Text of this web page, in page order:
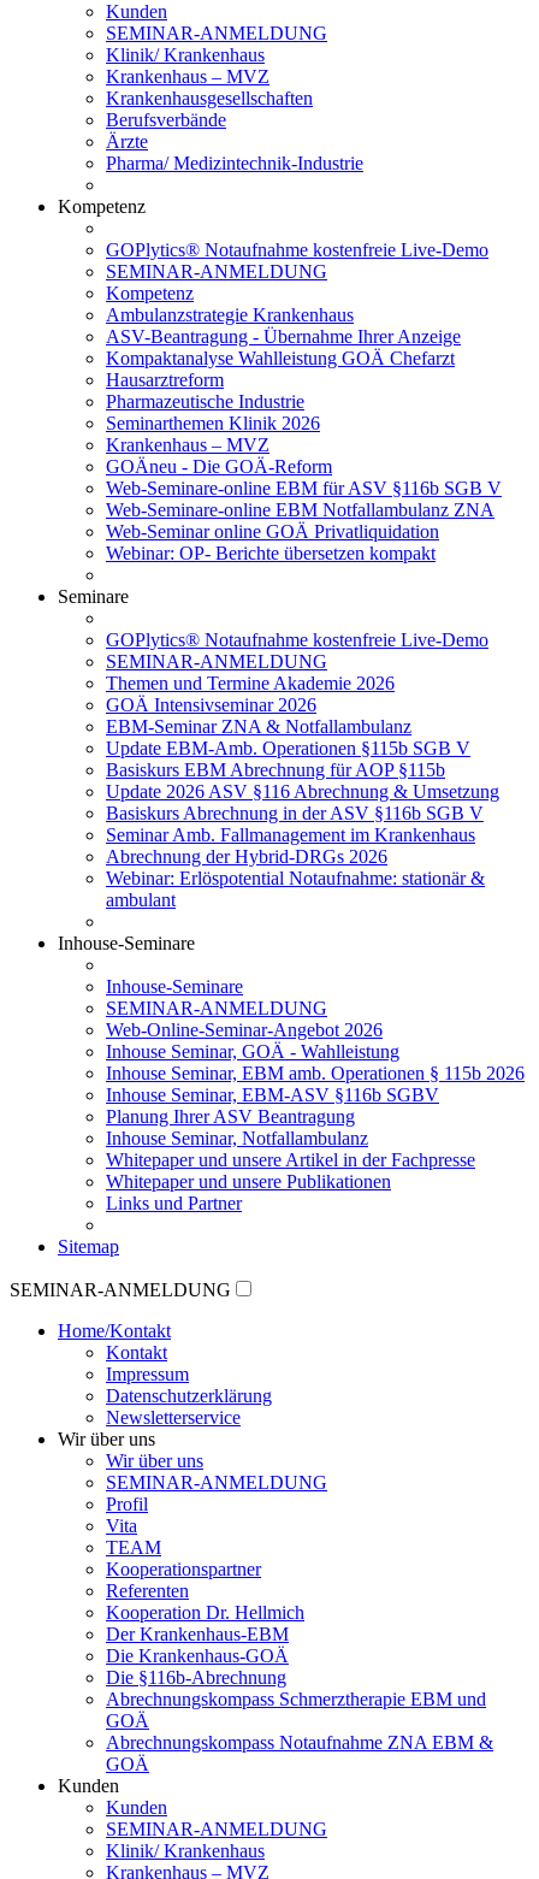
Kunden
SEMINAR-ANMELDUNG
Klinik/ Krankenhaus
Krankenhaus – MVZ
Krankenhausgesellschaften
Berufsverbände
Ärzte
Pharma/ Medizintechnik-Industrie
Kompetenz
GOPlytics® Notaufnahme kostenfreie Live-Demo
SEMINAR-ANMELDUNG
Kompetenz
Ambulanzstrategie Krankenhaus
ASV-Beantragung - Übernahme Ihrer Anzeige
Kompaktanalyse Wahlleistung GOÄ Chefarzt
Hausarztreform
Pharmazeutische Industrie
Seminarthemen Klinik 2026
Krankenhaus – MVZ
GOÄneu - Die GOÄ-Reform
Web-Seminare-online EBM für ASV §116b SGB V
Web-Seminare-online EBM Notfallambulanz ZNA
Web-Seminar online GOÄ Privatliquidation
Webinar: OP- Berichte übersetzen kompakt
Seminare
GOPlytics® Notaufnahme kostenfreie Live-Demo
SEMINAR-ANMELDUNG
Themen und Termine Akademie 2026
GOÄ Intensivseminar 2026
EBM-Seminar ZNA & Notfallambulanz
Update EBM-Amb. Operationen §115b SGB V
Basiskurs EBM Abrechnung für AOP §115b
Update 2026 ASV §116 Abrechnung & Umsetzung
Basiskurs Abrechnung in der ASV §116b SGB V
Seminar Amb. Fallmanagement im Krankenhaus
Abrechnung der Hybrid-DRGs 2026
Webinar: Erlöspotential Notaufnahme: stationär &
ambulant
Inhouse-Seminare
Inhouse-Seminare
SEMINAR-ANMELDUNG
Web-Online-Seminar-Angebot 2026
Inhouse Seminar, GOÄ - Wahlleistung
Inhouse Seminar, EBM amb. Operationen § 115b 2026
Inhouse Seminar, EBM-ASV §116b SGBV
Planung Ihrer ASV Beantragung
Inhouse Seminar, Notfallambulanz
Whitepaper und unsere Artikel in der Fachpresse
Whitepaper und unsere Publikationen
Links und Partner
Sitemap
SEMINAR-ANMELDUNG
Home/Kontakt
Kontakt
Impressum
Datenschutzerklärung
Newsletterservice
Wir über uns
Wir über uns
SEMINAR-ANMELDUNG
Profil
Vita
TEAM
Kooperationspartner
Referenten
Kooperation Dr. Hellmich
Der Krankenhaus-EBM
Die Krankenhaus-GOÄ
Die §116b-Abrechnung
Abrechnungskompass Schmerztherapie EBM und
GOÄ
Abrechnungskompass Notaufnahme ZNA EBM &
GOÄ
Kunden
Kunden
SEMINAR-ANMELDUNG
Klinik/ Krankenhaus
Krankenhaus – MVZ